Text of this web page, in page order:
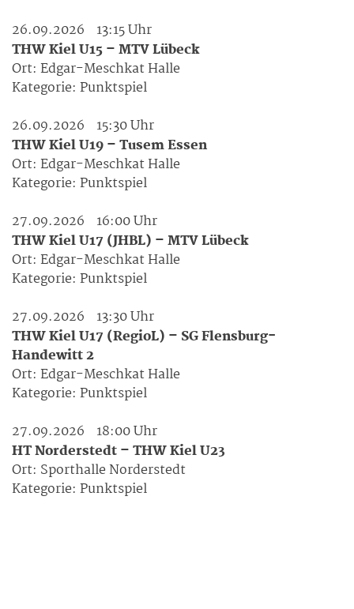
26.09.2026
13:15 Uhr
THW Kiel U15 – MTV Lübeck
Ort: Edgar-Meschkat Halle
Kategorie: Punktspiel
26.09.2026
15:30 Uhr
THW Kiel U19 – Tusem Essen
Ort: Edgar-Meschkat Halle
Kategorie: Punktspiel
27.09.2026
16:00 Uhr
THW Kiel U17 (JHBL) – MTV Lübeck
Ort: Edgar-Meschkat Halle
Kategorie: Punktspiel
27.09.2026
13:30 Uhr
THW Kiel U17 (RegioL) – SG Flensburg-
Handewitt 2
Ort: Edgar-Meschkat Halle
Kategorie: Punktspiel
27.09.2026
18:00 Uhr
HT Norderstedt – THW Kiel U23
Ort: Sporthalle Norderstedt
Kategorie: Punktspiel